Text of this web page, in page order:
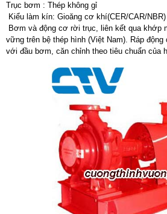
Trục bơm : Thép không gỉ
Kiểu làm kín: Gioăng cơ khí(CER/CAR/NBR)
Bơm và động cơ rời trục, liên kết qua khớp
vững trên bệ thép hình (Việt Nam). Ráp động
với đầu bơm, căn chỉnh theo tiêu chuẩn của